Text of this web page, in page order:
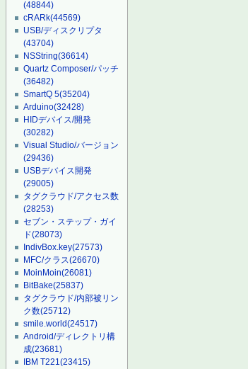
(48844)
cRARk(44569)
USB/ディスクリプタ
(43704)
NSString(36614)
Quartz Composer/パッチ
(36482)
SmartQ 5(35204)
Arduino(32428)
HIDデバイス/開発
(30282)
Visual Studio/バージョン
(29436)
USBデバイス開発
(29005)
タグクラウド/アクセス数
(28253)
セブン・ステップ・ガイ
ド(28073)
IndivBox.key(27573)
MFC/クラス(26670)
MoinMoin(26081)
BitBake(25837)
タグクラウド/内部被リン
ク数(25712)
smile.world(24517)
Android/ディレクトリ構
成(23681)
IBM T221(23415)